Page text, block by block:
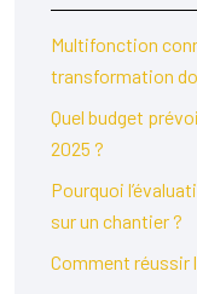
Multifonction
transformation
Quel budget
2025 ?
Pourquoi
sur un chantier ?
Comment réussir